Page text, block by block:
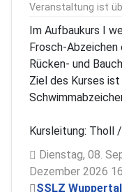
Veranstaltung ist
Im Aufbaukurs I
Frosch-Abzeichen
Rücken- und
Ziel des Kurses
Kursleitung: Tholl
Dienstag, 08.
Dezember 2026
SSLZ Wuppertal